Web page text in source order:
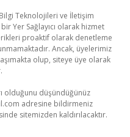
Teknolojileri ve İletişim
Yer Sağlayıcı olarak hizmet
proaktif olarak denetleme
Ancak, üyelerimiz
olup, siteye üye olarak
olduğunu düşündüğünüz
adresine bildirmeniz
sitemizden kaldırılacaktır.